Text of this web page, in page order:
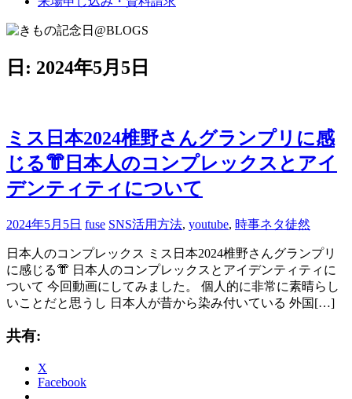
す。
日: 2024年5月5日
ミス日本2024椎野さんグランプリに感
じる👘日本人のコンプレックスとアイ
デンティティについて
2024年5月5日 fuse SNS活用方法, youtube, 時事ネタ徒然
日本人のコンプレックス ミス日本2024椎野さんグランプリ
に感じる👘 日本人のコンプレックスとアイデンティティに
ついて 今回動画にしてみました。 個人的に非常に素晴らし
いことだと思うし 日本人が昔から染み付いている 外国[…]
共有:
X
Facebook